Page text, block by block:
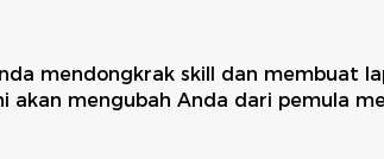
mendongkrak skill dan membuat
akan mengubah Anda dari pemula